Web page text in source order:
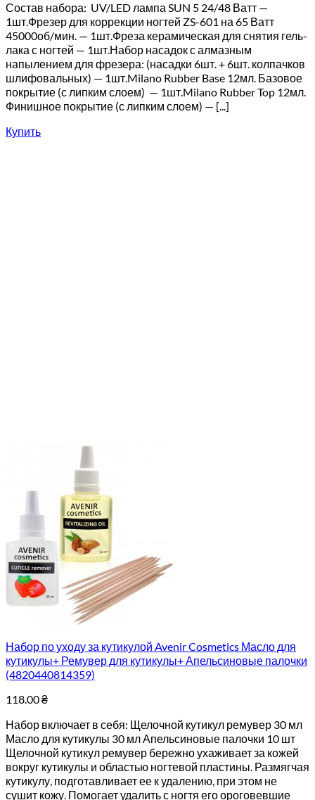
Состав набора: UV/LED лампа SUN 5 24/48 Ватт —
1шт.Фрезер для коррекции ногтей ZS-601 на 65 Ватт
45000об/мин. — 1шт.Фреза керамическая для снятия гель-
лака с ногтей — 1шт.Набор насадок с алмазным
напылением для фрезера: (насадки 6шт. + 6шт. колпачков
шлифовальных) — 1шт.Milano Rubber Base 12мл. Базовое
покрытие (с липким слоем) — 1шт.Milano Rubber Top 12мл.
Финишное покрытие (с липким слоем) — [...]
Купить
Набор по уходу за кутикулой Avenir Cosmetics Масло для
кутикулы+ Ремувер для кутикулы+ Апельсиновые палочки
(4820440814359)
118.00₴
Набор включает в себя: Щелочной кутикул ремувер 30 мл
Масло для кутикулы 30 мл Апельсиновые палочки 10 шт
Щелочной кутикул ремувер бережно ухаживает за кожей
вокруг кутикулы и областью ногтевой пластины. Размягчая
кутикулу, подготавливает ее к удалению, при этом не
сушит кожу. Помогает удалить с ногтя его ороговевшие